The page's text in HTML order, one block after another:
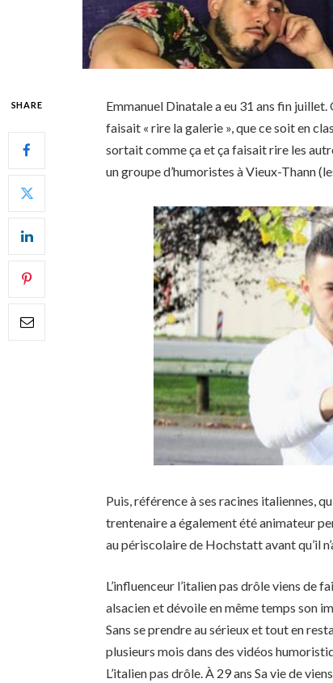
SHARE
Emmanuel Dinatale a eu 31 ans fin
faisait « rire la galerie », que ce soit en
sortait comme ça et ça faisait rire les
un groupe d’humoristes à Vieux-Thann
Puis, référence à ses racines italiennes,
trentenaire a également été animateur
au périscolaire de Hochstatt avant qu’il
L’influenceur l’italien pas drôle viens de
alsacien et dévoile en même temps son
Sans se prendre au sérieux et tout en
plusieurs mois dans des vidéos
L’italien pas drôle. À 29 ans Sa vie de